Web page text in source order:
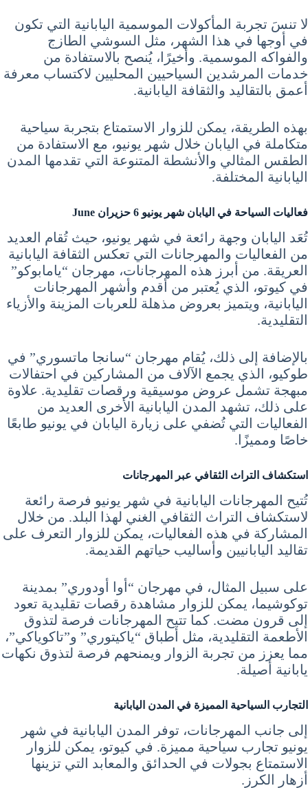
لا تنسَ تجربة المأكولات الموسمية اليابانية التي تكون
في أوجها في هذا الشهر، مثل السوشي الطازج
والفواكه الموسمية. وأخيرًا، يُنصح بالاستفادة من
خدمات المرشدين السياحيين المحليين لاكتساب معرفة
أعمق بالتقاليد والثقافة اليابانية.
بهذه الطريقة، يمكن للزوار الاستمتاع بتجربة سياحية
متكاملة في اليابان خلال شهر يونيو، مع الاستفادة من
الطقس المثالي والأنشطة المتنوعة التي تقدمها المدن
اليابانية المختلفة.
فعاليات السياحة في اليابان شهر يونيو 6 حزيران June
تُعَد اليابان وجهة رائعة في شهر يونيو، حيث تُقام العديد
من الفعاليات والمهرجانات التي تعكس الثقافة اليابانية
العريقة. من أبرز هذه المهرجانات، مهرجان “يامابوكو”
في كيوتو، الذي يُعتبر من أقدم وأشهر المهرجانات
اليابانية، ويتميز بعروض مذهلة للعربات المزينة والأزياء
التقليدية.
بالإضافة إلى ذلك، يُقام مهرجان “سانجا ماتسوري” في
طوكيو، الذي يجمع الآلاف من المشاركين في احتفالات
مبهجة تشمل عروض موسيقية ورقصات تقليدية. علاوة
على ذلك، تشهد المدن اليابانية الأخرى العديد من
الفعاليات التي تُضفي على زيارة اليابان في يونيو طابعًا
خاصًا ومميزًا.
استكشاف التراث الثقافي عبر المهرجانات
تُتيح المهرجانات اليابانية في شهر يونيو فرصة رائعة
لاستكشاف التراث الثقافي الغني لهذا البلد. من خلال
المشاركة في هذه الفعاليات، يمكن للزوار التعرف على
تقاليد اليابانيين وأساليب حياتهم القديمة.
على سبيل المثال، في مهرجان “أوا أودوري” بمدينة
توكوشيما، يمكن للزوار مشاهدة رقصات تقليدية تعود
إلى قرون مضت. كما تتيح المهرجانات فرصة لتذوق
الأطعمة التقليدية، مثل أطباق “ياكيتوري” و”تاكوياكي”،
مما يعزز من تجربة الزوار ويمنحهم فرصة لتذوق نكهات
يابانية أصيلة.
التجارب السياحية المميزة في المدن اليابانية
إلى جانب المهرجانات، توفر المدن اليابانية في شهر
يونيو تجارب سياحية مميزة. في كيوتو، يمكن للزوار
الاستمتاع بجولات في الحدائق والمعابد التي تزينها
أزهار الكرز.